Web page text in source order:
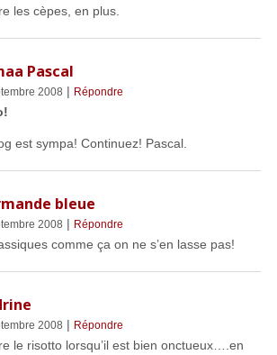
les cèpes, en plus.
Pascal
2008 | Répondre
est sympa! Continuez! Pascal.
bleue
2008 | Répondre
comme ça on ne s’en lasse pas!
2008 | Répondre
le risotto lorsqu’il est bien onctueux….en